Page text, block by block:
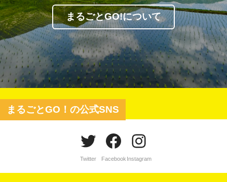
まるごとGO!について
まるごとGO！の公式SNS